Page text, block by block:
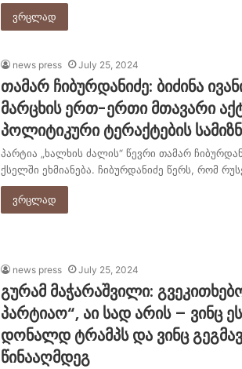
ვრცლად
news press July 25, 2024
თამარ ჩიბურდანიძე: ბიძინა
მარცხის ერთ-ერთი მთავარი
პოლიტიკური ტერაქტების
პარტია „ხალხის ძალის“ წევრი თამარ
ქსელში ეხმიანება. ჩიბურდანიძე წერს, რომ
ვრცლად
news press July 25, 2024
გურამ მაჭარაშვილი:
პარტიაო“, აი სად არის – ვინც
დონალდ ტრამპს და ვინც
წინააღმდეგ